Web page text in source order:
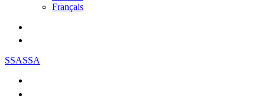
Français
SSASSA